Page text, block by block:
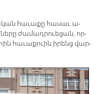
հա­ւա­քը հա­սաւ ա­
ժա­մադ­րուե­ցան, որ­
հա­ւա­քուին ի­րենց վար­